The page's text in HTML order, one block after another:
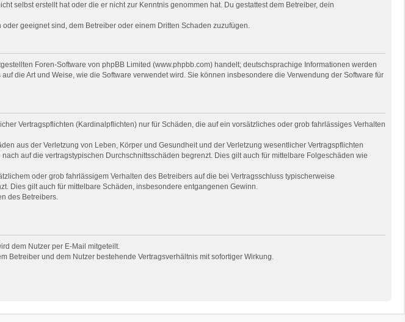
selbst erstellt hat oder die er nicht zur Kenntnis genommen hat. Du gestattest dem Betreiber, dein
geeignet sind, dem Betreiber oder einem Dritten Schaden zuzufügen.
Foren-Software von phpBB Limited (www.phpbb.com) handelt; deutschsprachige Informationen werden
die Art und Weise, wie die Software verwendet wird. Sie können insbesondere die Verwendung der Software für
Vertragspflichten (Kardinalpflichten) nur für Schäden, die auf ein vorsätzliches oder grob fahrlässiges Verhalten
aus der Verletzung von Leben, Körper und Gesundheit und der Verletzung wesentlicher Vertragspflichten
auf die vertragstypischen Durchschnittsschäden begrenzt. Dies gilt auch für mittelbare Folgeschäden wie
oder grob fahrlässigem Verhalten des Betreibers auf die bei Vertragsschluss typischerweise
Dies gilt auch für mittelbare Schäden, insbesondere entgangenen Gewinn.
des Betreibers.
dem Nutzer per E-Mail mitgeteilt.
Betreiber und dem Nutzer bestehende Vertragsverhältnis mit sofortiger Wirkung.